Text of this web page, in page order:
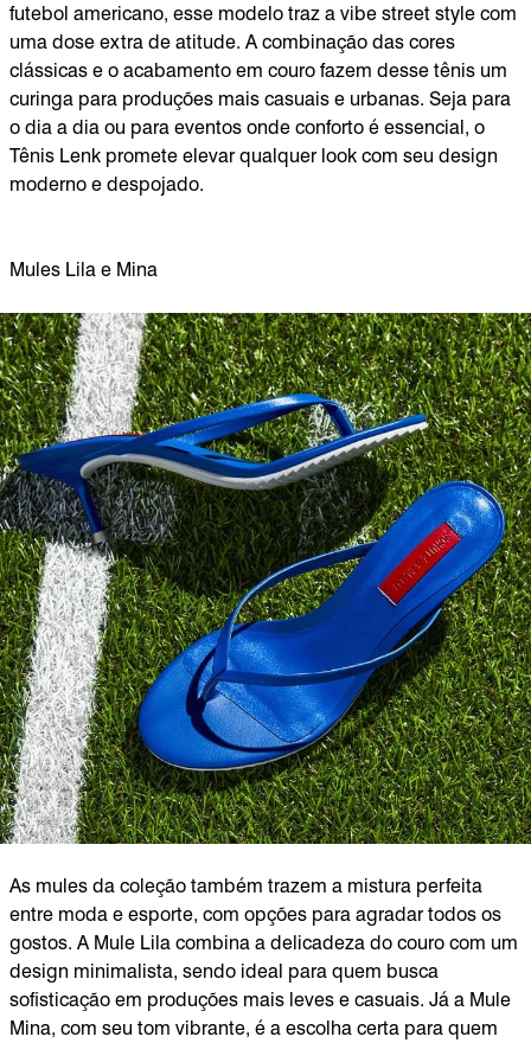
futebol americano, esse modelo traz a vibe street style com
uma dose extra de atitude. A combinação das cores
clássicas e o acabamento em couro fazem desse tênis um
curinga para produções mais casuais e urbanas. Seja para
o dia a dia ou para eventos onde conforto é essencial, o
Tênis Lenk promete elevar qualquer look com seu design
moderno e despojado.
Mules Lila e Mina
As mules da coleção também trazem a mistura perfeita
entre moda e esporte, com opções para agradar todos os
gostos. A Mule Lila combina a delicadeza do couro com um
design minimalista, sendo ideal para quem busca
sofisticação em produções mais leves e casuais. Já a Mule
Mina, com seu tom vibrante, é a escolha certa para quem